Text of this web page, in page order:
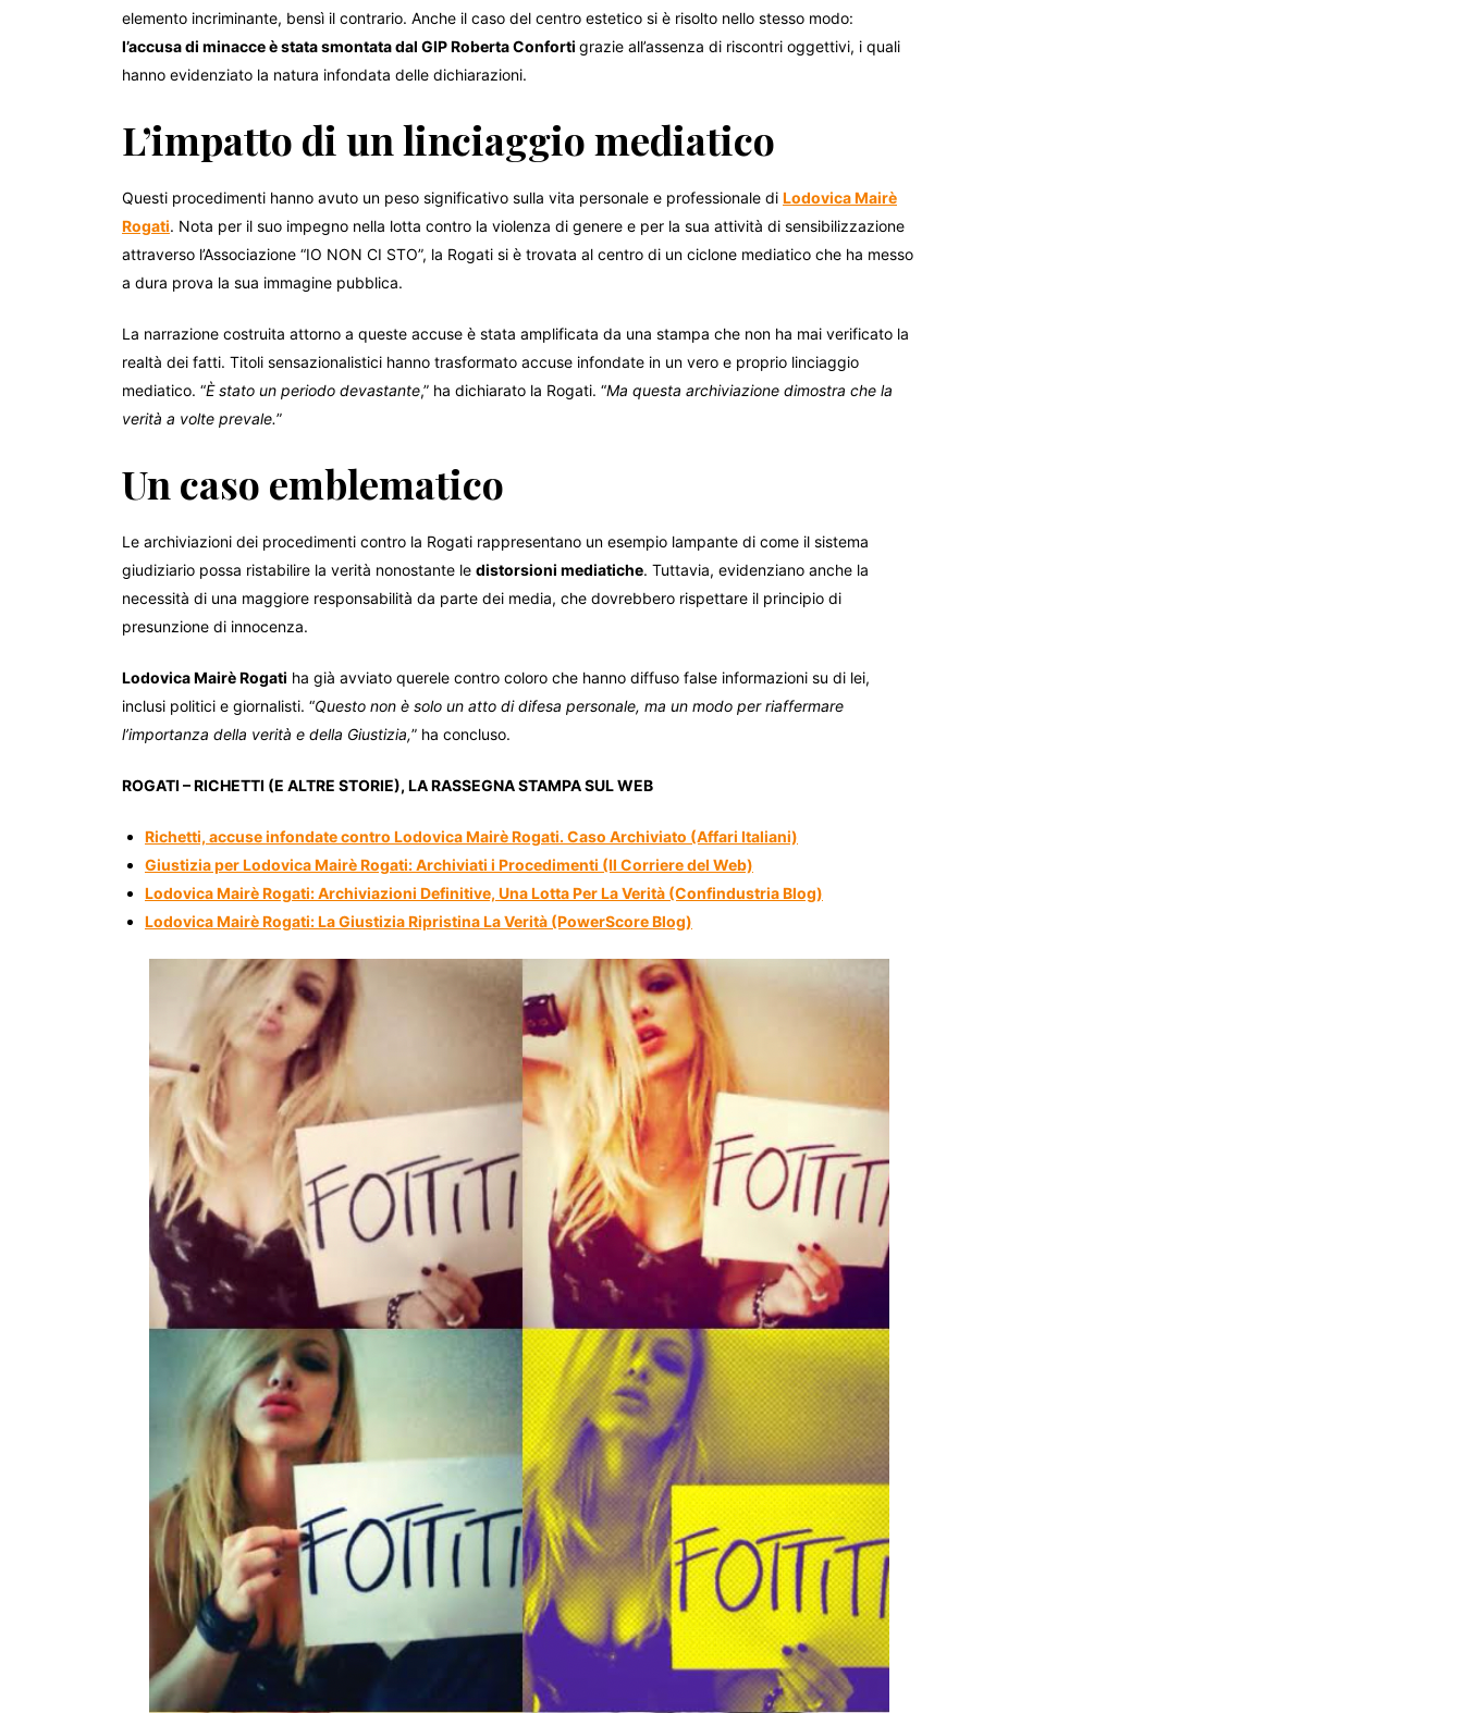
elemento incriminante, bensì il contrario. Anche il caso del centro estetico si è risolto nello stesso modo:
l’accusa di minacce è stata smontata dal GIP Roberta Conforti grazie all’assenza di riscontri oggettivi, i quali
hanno evidenziato la natura infondata delle dichiarazioni.
L’impatto di un linciaggio mediatico
Questi procedimenti hanno avuto un peso significativo sulla vita personale e professionale di Lodovica Mairè
Rogati. Nota per il suo impegno nella lotta contro la violenza di genere e per la sua attività di sensibilizzazione
attraverso l’Associazione “IO NON CI STO”, la Rogati si è trovata al centro di un ciclone mediatico che ha messo
a dura prova la sua immagine pubblica.
La narrazione costruita attorno a queste accuse è stata amplificata da una stampa che non ha mai verificato la
realtà dei fatti. Titoli sensazionalistici hanno trasformato accuse infondate in un vero e proprio linciaggio
mediatico. “È stato un periodo devastante,” ha dichiarato la Rogati. “Ma questa archiviazione dimostra che la
verità a volte prevale.”
Un caso emblematico
Le archiviazioni dei procedimenti contro la Rogati rappresentano un esempio lampante di come il sistema
giudiziario possa ristabilire la verità nonostante le distorsioni mediatiche. Tuttavia, evidenziano anche la
necessità di una maggiore responsabilità da parte dei media, che dovrebbero rispettare il principio di
presunzione di innocenza.
Lodovica Mairè Rogati ha già avviato querele contro coloro che hanno diffuso false informazioni su di lei,
inclusi politici e giornalisti. “Questo non è solo un atto di difesa personale, ma un modo per riaffermare
l’importanza della verità e della Giustizia,” ha concluso.
ROGATI – RICHETTI (E ALTRE STORIE), LA RASSEGNA STAMPA SUL WEB
Richetti, accuse infondate contro Lodovica Mairè Rogati. Caso Archiviato (Affari Italiani)
Giustizia per Lodovica Mairè Rogati: Archiviati i Procedimenti (Il Corriere del Web)
Lodovica Mairè Rogati: Archiviazioni Definitive, Una Lotta Per La Verità (Confindustria Blog)
Lodovica Mairè Rogati: La Giustizia Ripristina La Verità (PowerScore Blog)